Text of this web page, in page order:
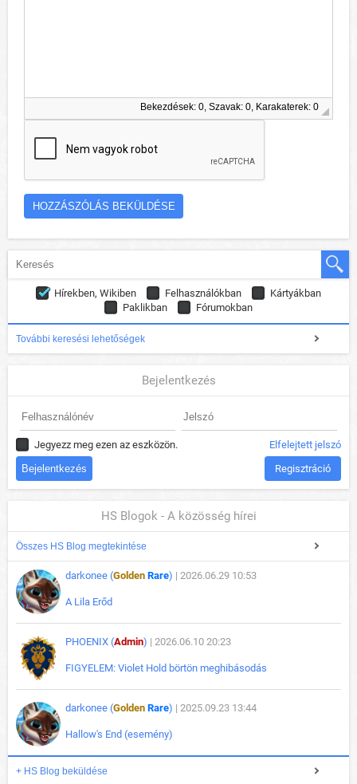
Bekezdések: 0, Szavak: 0, Karakaterek: 0
Hírekben, Wikiben Felhasználókban
Kártyákban
Paklikban
Fórumokban
További keresési lehetőségek
Bejelentkezés
Jegyezz meg ezen az eszközön. Elfelejtett jelszó
Regisztráció
HS Blogok - A közösség hírei
Összes HS Blog megtekintése
darkonee (Golden Rare) | 2026.06.29 10:53
A Lila Erőd
PHOENIX (Admin) | 2026.06.10 20:23
FIGYELEM: Violet Hold börtön meghibásodás
darkonee (Golden Rare) | 2025.09.23 13:44
Hallow's End (esemény)
+ HS Blog beküldése